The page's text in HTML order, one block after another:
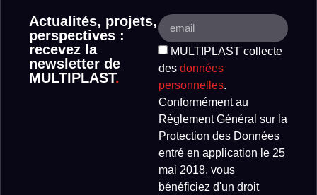
Actualités, projets,
perspectives :
recevez la
newsletter de
MULTIPLAST.
MULTIPLAST collecte
des données
personnelles.
Conformément au
Règlement Général sur la
Protection des Données
entré en application le 25
mai 2018, vous
bénéficiez d'un droit